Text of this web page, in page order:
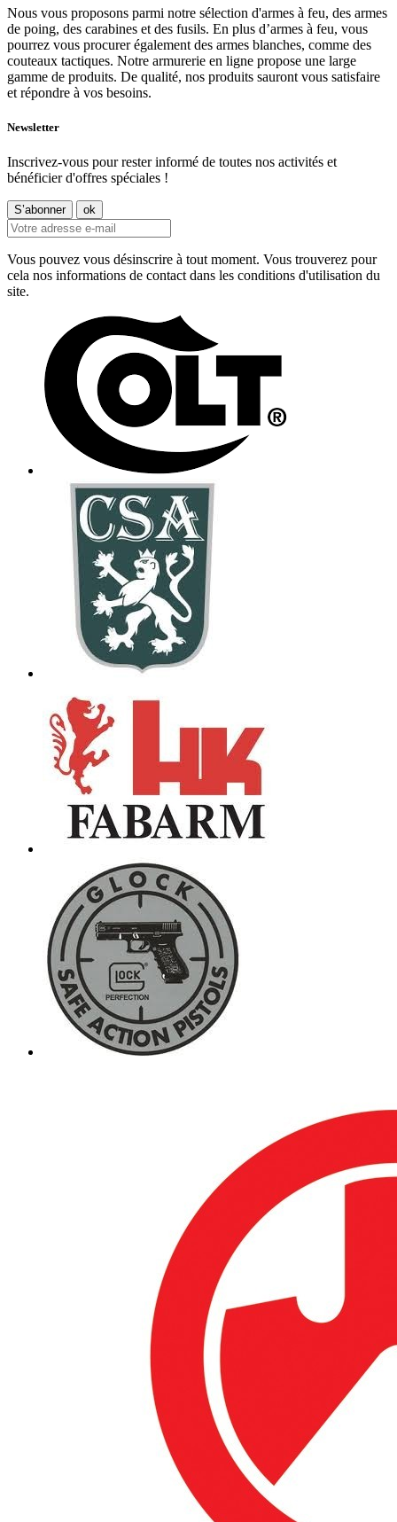
Nous vous proposons parmi notre sélection d'armes à feu, des armes
de poing, des carabines et des fusils. En plus d’armes à feu, vous
pourrez vous procurer également des armes blanches, comme des
couteaux tactiques. Notre armurerie en ligne propose une large
gamme de produits. De qualité, nos produits sauront vous satisfaire
et répondre à vos besoins.
Newsletter
Inscrivez-vous pour rester informé de toutes nos activités et
bénéficier d'offres spéciales !
Vous pouvez vous désinscrire à tout moment. Vous trouverez pour
cela nos informations de contact dans les conditions d'utilisation du
site.